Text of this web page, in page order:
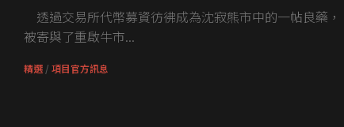
透過交易所代幣募資彷彿成為沈寂熊市中的一帖良藥，
被寄與了重啟牛市...
精選 / 項目官方訊息